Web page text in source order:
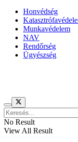
Honvédség
Munkavédelem
NAV
Rendőrség
Ügyészség
No Result
View All Result